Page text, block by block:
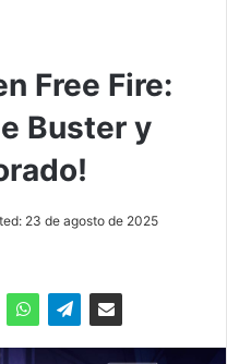
Free Fire:
Buster y
23 de agosto de 2025